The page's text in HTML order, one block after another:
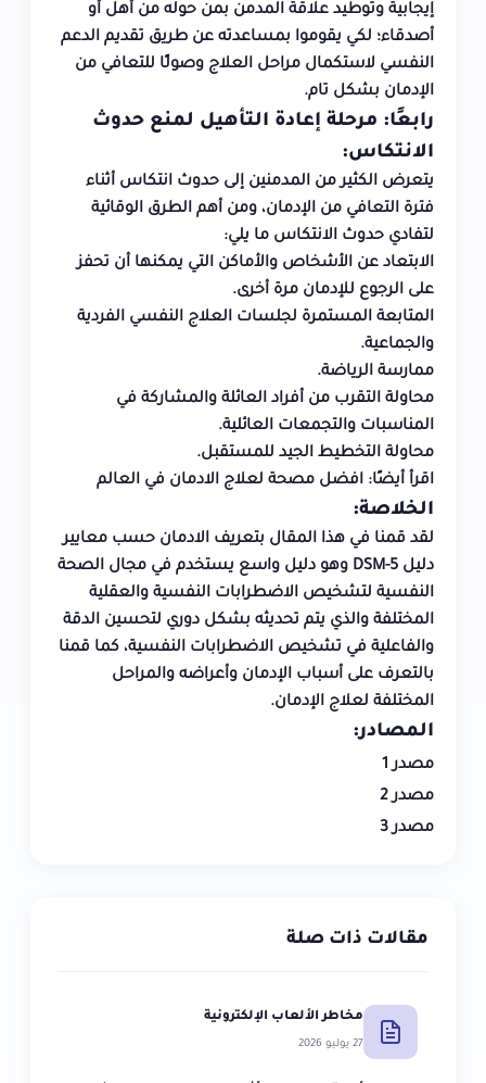
مقالات ذات صلة
مخاطر الألعاب الإلكترونية
27 يوليو 2026
إيجابية وتوطيد علاقة المدمن بمن حوله من أهل أو
أصدقاء؛ لكي يقوموا بمساعدته عن طريق تقديم الدعم
النفسي لاستكمال مراحل العلاج وصولًا للتعافي من
الإدمان بشكل تام.
رابعًا: مرحلة إعادة التأهيل لمنع حدوث
الانتكاس:
يتعرض الكثير من المدمنين إلى حدوث انتكاس أثناء
فترة التعافي من الإدمان، ومن أهم الطرق الوقائية
لتفادي حدوث الانتكاس ما يلي:
الابتعاد عن الأشخاص والأماكن التي يمكنها أن تحفز
على الرجوع للإدمان مرة أخرى.
المتابعة المستمرة لجلسات العلاج النفسي الفردية
والجماعية.
ممارسة الرياضة.
محاولة التقرب من أفراد العائلة والمشاركة في
المناسبات والتجمعات العائلية.
محاولة التخطيط الجيد للمستقبل.
اقرأ أيضًا: افضل مصحة لعلاج الادمان في العالم
الخلاصة:
لقد قمنا في هذا المقال بتعريف الادمان حسب معايير
دليل DSM-5 وهو دليل واسع يستخدم في مجال الصحة
النفسية لتشخيص الاضطرابات النفسية والعقلية
المختلفة والذي يتم تحديثه بشكل دوري لتحسين الدقة
والفاعلية في تشخيص الاضطرابات النفسية، كما قمنا
بالتعرف على أسباب الإدمان وأعراضه والمراحل
المختلفة لعلاج الإدمان.
المصادر:
مصدر 1
مصدر 2
مصدر 3